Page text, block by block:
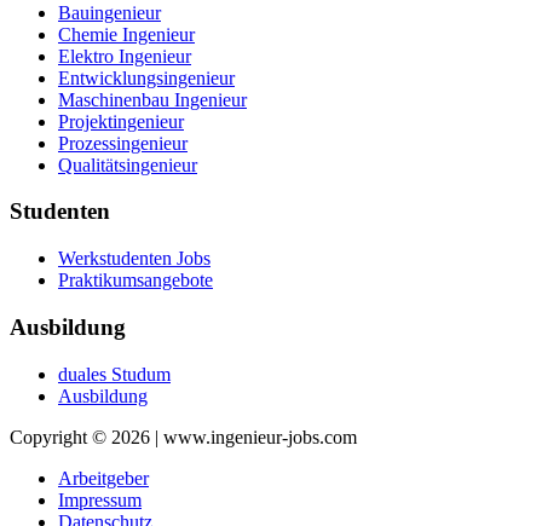
Bauingenieur
Chemie Ingenieur
Elektro Ingenieur
Entwicklungsingenieur
Maschinenbau Ingenieur
Projektingenieur
Prozessingenieur
Qualitätsingenieur
Studenten
Werkstudenten Jobs
Praktikumsangebote
Ausbildung
duales Studum
Ausbildung
Copyright © 2026 | www.ingenieur-jobs.com
Arbeitgeber
Impressum
Datenschutz